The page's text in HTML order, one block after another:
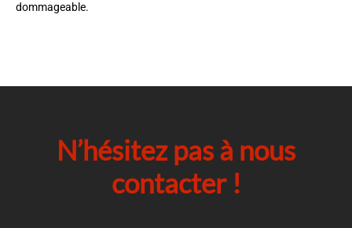
dommageable.
N’hésitez pas à nous
contacter !